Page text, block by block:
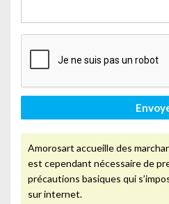
Amorosart accueille des
est cependant nécessaire de
précautions basiques qui
sur internet.